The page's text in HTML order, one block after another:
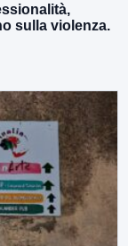
sulla violenza.